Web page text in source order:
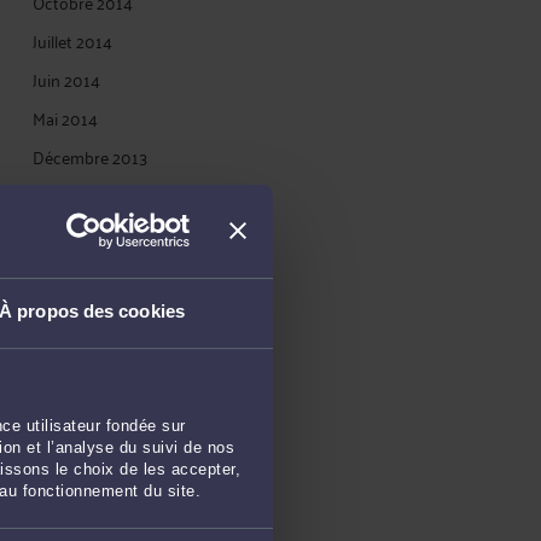
À propos des cookies
utilisateur fondée sur
et l’analyse du suivi de nos
le choix de les accepter,
fonctionnement du site.
Juillet 2014
Juin 2014
Mai 2014
Décembre 2013
Octobre 2013
Septembre 2013
Juillet 2013
Juin 2013
Mars 2013
Février 2013
Janvier 2013